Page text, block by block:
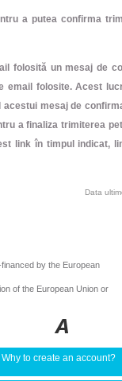
a putea confirma
folosită un mesaj de
email folosite. Acest
mesaj de
a finaliza trimiterea
link în timpul indicat,
Data
by the European
of the European Union or
Why to create an account?